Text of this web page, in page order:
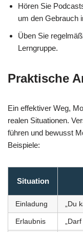
Hören Sie
um den Gebrauch
Üben Sie
Lerngruppe.
Praktische
Ein effektiver Weg,
realen Situationen.
führen und bewusst
Beispiele:
Situation
Einladung „Du
Erlaubnis